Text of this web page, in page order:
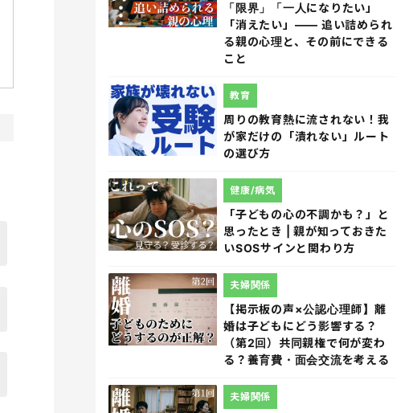
「限界」「一人になりたい」
「消えたい」―― 追い詰められ
る親の心理と、その前にできる
こと
周りの教育熱に流されない！我
が家だけの「潰れない」ルート
の選び方
教育
「子どもの心の不調かも？」と
思ったとき | 親が知っておきた
いSOSサインと関わり方
健康/病気
【掲示板の声×公認心理師】離
婚は子どもにどう影響する？
（第2回）共同親権で何が変わ
る？養育費・面会交流を考える
夫婦関係
夫婦関係